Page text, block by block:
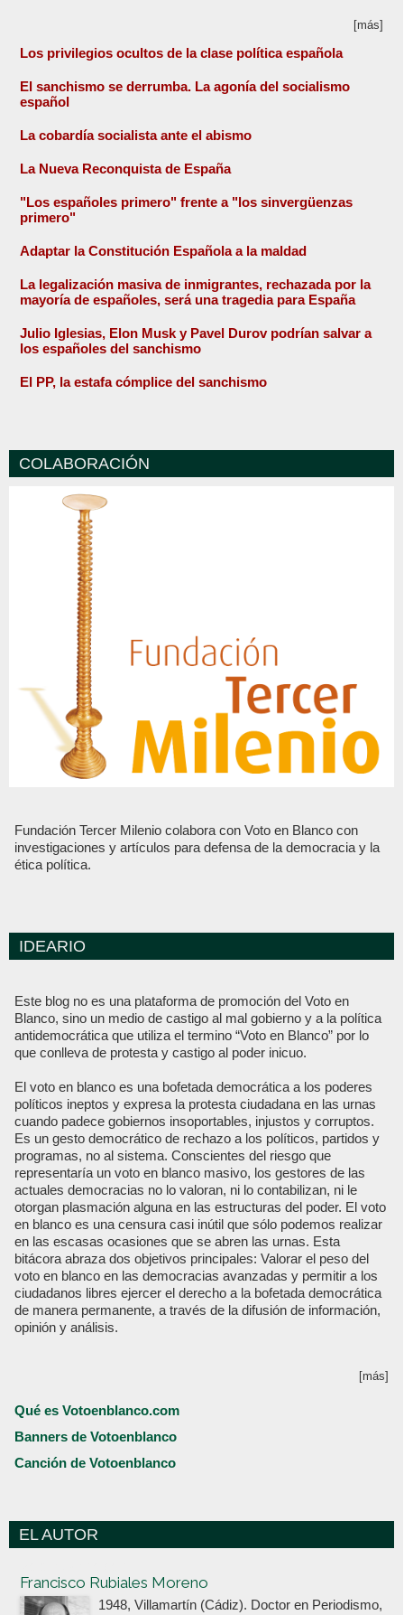
[más]
Los privilegios ocultos de la clase política española
El sanchismo se derrumba. La agonía del socialismo
español
La cobardía socialista ante el abismo
La Nueva Reconquista de España
"Los españoles primero" frente a "los sinvergüenzas
primero"
Adaptar la Constitución Española a la maldad
La legalización masiva de inmigrantes, rechazada por la
mayoría de españoles, será una tragedia para España
Julio Iglesias, Elon Musk y Pavel Durov podrían salvar a
los españoles del sanchismo
El PP, la estafa cómplice del sanchismo
COLABORACIÓN
Fundación Tercer Milenio colabora con Voto en Blanco con
investigaciones y artículos para defensa de la democracia y la
ética política.
IDEARIO
Este blog no es una plataforma de promoción del Voto en
Blanco, sino un medio de castigo al mal gobierno y a la política
antidemocrática que utiliza el termino “Voto en Blanco” por lo
que conlleva de protesta y castigo al poder inicuo.
El voto en blanco es una bofetada democrática a los poderes
políticos ineptos y expresa la protesta ciudadana en las urnas
cuando padece gobiernos insoportables, injustos y corruptos.
Es un gesto democrático de rechazo a los políticos, partidos y
programas, no al sistema. Conscientes del riesgo que
representaría un voto en blanco masivo, los gestores de las
actuales democracias no lo valoran, ni lo contabilizan, ni le
otorgan plasmación alguna en las estructuras del poder. El voto
en blanco es una censura casi inútil que sólo podemos realizar
en las escasas ocasiones que se abren las urnas. Esta
bitácora abraza dos objetivos principales: Valorar el peso del
voto en blanco en las democracias avanzadas y permitir a los
ciudadanos libres ejercer el derecho a la bofetada democrática
de manera permanente, a través de la difusión de información,
opinión y análisis.
[más]
Qué es Votoenblanco.com
Banners de Votoenblanco
Canción de Votoenblanco
EL AUTOR
Francisco Rubiales Moreno
1948, Villamartín (Cádiz). Doctor en Periodismo,